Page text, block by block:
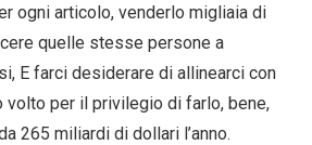
ogni articolo, venderlo migliaia di
quelle stesse persone a
E farci desiderare di allinearci con
volto per il privilegio di farlo, bene,
265 miliardi di dollari l’anno.